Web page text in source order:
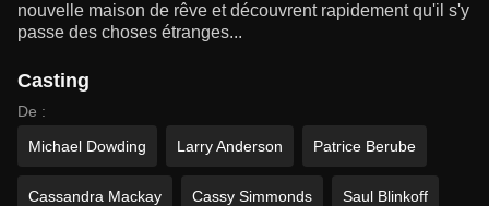
nouvelle maison de rêve et découvrent rapidement qu'il s'y
passe des choses étranges...
Casting
De :
Michael Dowding
Larry Anderson Patrice Berube
Cassandra Mackay Cassy Simmonds Saul Blinkoff